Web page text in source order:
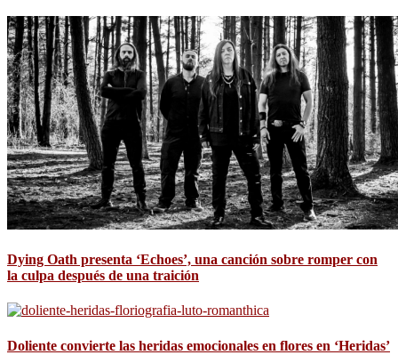
Dying Oath presenta ‘Echoes’, una canción sobre romper con
la culpa después de una traición
Doliente convierte las heridas emocionales en flores en ‘Heridas’